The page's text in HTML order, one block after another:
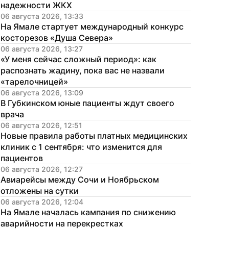
надежности ЖКХ
06 августа 2026, 13:33
На Ямале стартует международный конкурс
косторезов «Душа Севера»
06 августа 2026, 13:27
«У меня сейчас сложный период»: как
распознать жадину, пока вас не назвали
«тарелочницей»
06 августа 2026, 13:09
В Губкинском юные пациенты ждут своего
врача
06 августа 2026, 12:51
Новые правила работы платных медицинских
клиник с 1 сентября: что изменится для
пациентов
06 августа 2026, 12:27
Авиарейсы между Сочи и Ноябрьском
отложены на сутки
06 августа 2026, 12:04
На Ямале началась кампания по снижению
аварийности на перекрестках